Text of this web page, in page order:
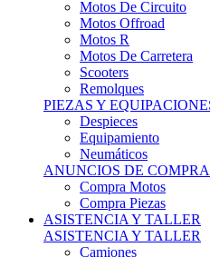
Motos R
Motos De Carretera
Scooters
Remolques
PIEZAS Y EQUIPACIONES
Despieces
Equipamiento
Neumáticos
ANUNCIOS DE COMPRA
Compra Motos
Compra Piezas
ASISTENCIA Y TALLER
ASISTENCIA Y TALLER
Camiones
Autobuses